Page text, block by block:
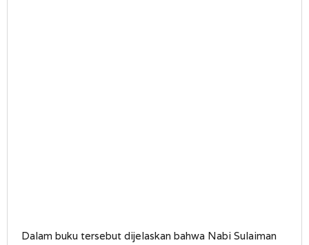
Dalam buku tersebut dijelaskan bahwa Nabi Sulaiman